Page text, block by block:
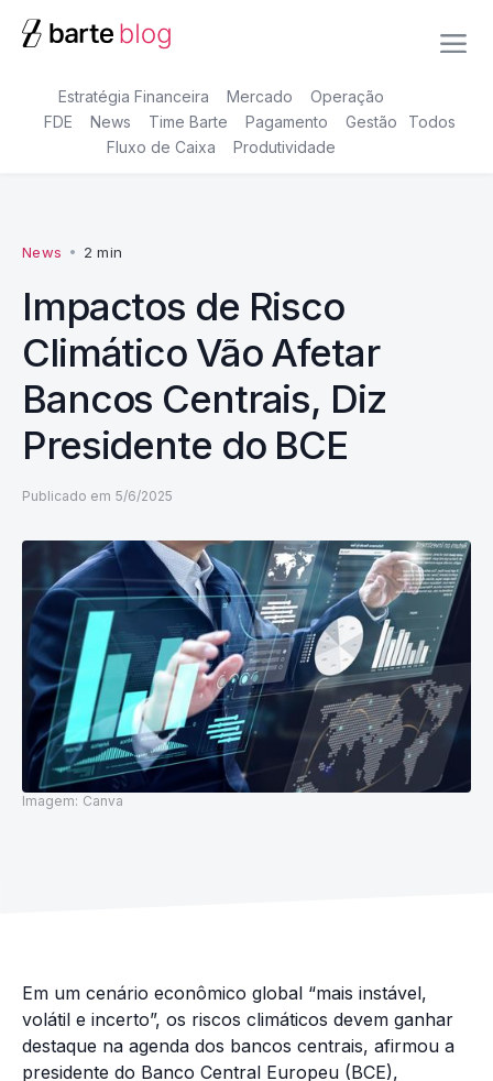
Estratégia Financeira Mercado
Operação
FDE
News Time Barte Pagamento
Gestão
Fluxo de Caixa
Produtividade
Todos
News • 2 min
Impactos de Risco
Climático Vão Afetar
Bancos Centrais, Diz
Presidente do BCE
Publicado em 5/6/2025
Imagem: Canva
Em um cenário econômico global “mais instável,
volátil e incerto”, os riscos climáticos devem ganhar
destaque na agenda dos bancos centrais, afirmou a
presidente do Banco Central Europeu (BCE),